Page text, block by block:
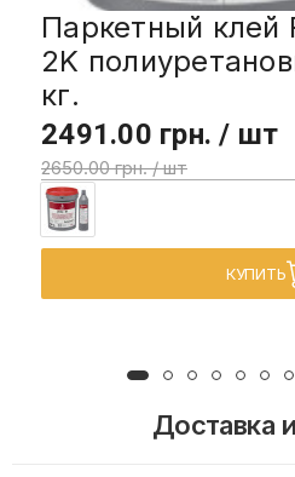
Паркетный клей
2K
кг.
2491.00 грн. / шт
2650.00 грн. / шт
КУПИТЬ
Доставка